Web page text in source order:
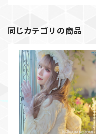
同じカテゴリの商品